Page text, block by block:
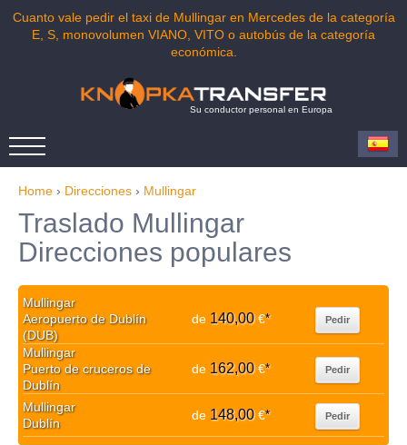
Cuanto vale pedir el taxi de Mullingar en Mercedes de la categoría
E, S, monovolumen VIANO, VITO o autobús de la categoría
económica.
Su conductor personal en Europa
Home › Direcciones › Mullingar
Traslado Mullingar
Direcciones populares
Mullingar
Aeropuerto de Dublín
(DUB)
de 140,00€* Pedir
Mullingar
Puerto de cruceros de
Dublín
de 162,00€* Pedir
Mullingar
Dublín
de 148,00€* Pedir